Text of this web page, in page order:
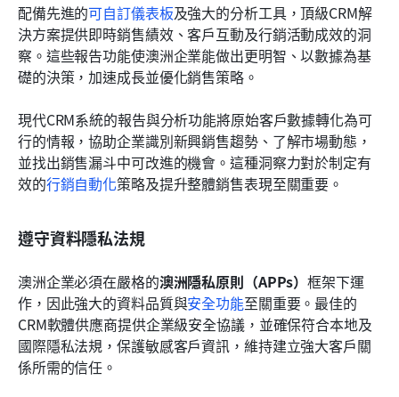
配備先進的可自訂儀表板及強大的分析工具，頂級CRM解
決方案提供即時銷售績效、客戶互動及行銷活動成效的洞
察。這些報告功能使澳洲企業能做出更明智、以數據為基
礎的決策，加速成長並優化銷售策略。
現代CRM系統的報告與分析功能將原始客戶數據轉化為可
行的情報，協助企業識別新興銷售趨勢、了解市場動態，
並找出銷售漏斗中可改進的機會。這種洞察力對於制定有
效的行銷自動化策略及提升整體銷售表現至關重要。
遵守資料隱私法規
澳洲企業必須在嚴格的澳洲隱私原則（APPs）框架下運
作，因此強大的資料品質與安全功能至關重要。最佳的
CRM軟體供應商提供企業級安全協議，並確保符合本地及
國際隱私法規，保護敏感客戶資訊，維持建立強大客戶關
係所需的信任。